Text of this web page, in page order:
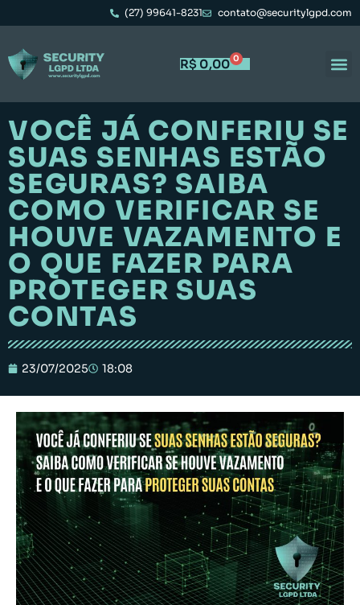
(27) 99641-8231 contato@securitylgpd.com
R$ 0,00 0
VOCÊ JÁ CONFERIU SE
SUAS SENHAS ESTÃO
SEGURAS? SAIBA
COMO VERIFICAR SE
HOUVE VAZAMENTO E
O QUE FAZER PARA
PROTEGER SUAS
CONTAS
23/07/2025 18:08